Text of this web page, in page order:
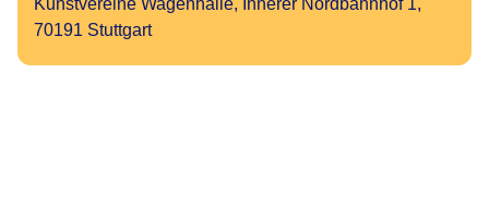
Kunstvereine Wagenhalle, Innerer Nordbahnhof 1,
70191 Stuttgart